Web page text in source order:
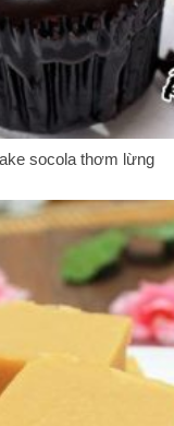
socola thơm lừng